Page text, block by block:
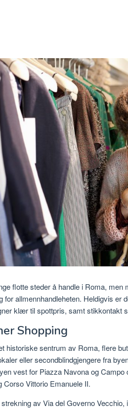
flotte steder å handle i Roma, men
for allmennhandleheten. Heldigvis er
klær til spottpris, samt stikkontakt
Shopping
historiske sentrum av Roma, flere
eller secondblindgjengere fra
vest for Piazza Navona og Campo
Corso Vittorio Emanuele II.
av Via del Governo